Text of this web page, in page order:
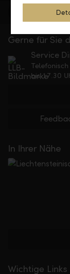
Gerne für Sie
Service
bis 17.30
In Ihrer Nähe
Wichtige Links